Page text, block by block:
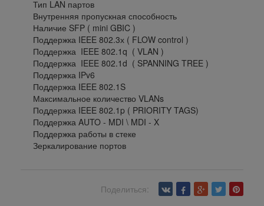
Тип LAN партов
Внутренняя пропускная способность
Наличие SFP ( mini GBIC )
Поддержка IEEE 802.3х ( FLOW control )
Поддержка IEEE 802.1q ( VLAN )
Поддержка IEEE 802.1d ( SPANNING TREE )
Поддержка IPv6
Поддержка IEEE 802.1S
Максимальное количество VLANs
Поддержка IEEE 802.1p ( PRIORITY TAGS)
Поддержка AUTO - MDI \ MDI - X
Поддержка работы в стеке
Зеркалирование портов
Поделиться: